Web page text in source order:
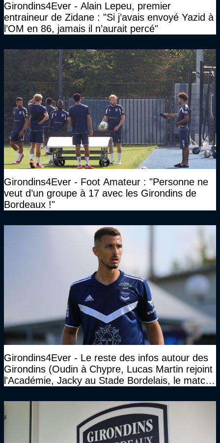
Girondins4Ever - Alain Lepeu, premier
entraineur de Zidane : "Si j’avais envoyé Yazid à
l’OM en 86, jamais il n’aurait percé"
Girondins4Ever - Foot Amateur : "Personne ne
veut d’un groupe à 17 avec les Girondins de
Bordeaux !"
Girondins4Ever - Le reste des infos autour des
Girondins (Oudin à Chypre, Lucas Martin rejoint
l'Académie, Jacky au Stade Bordelais, le match